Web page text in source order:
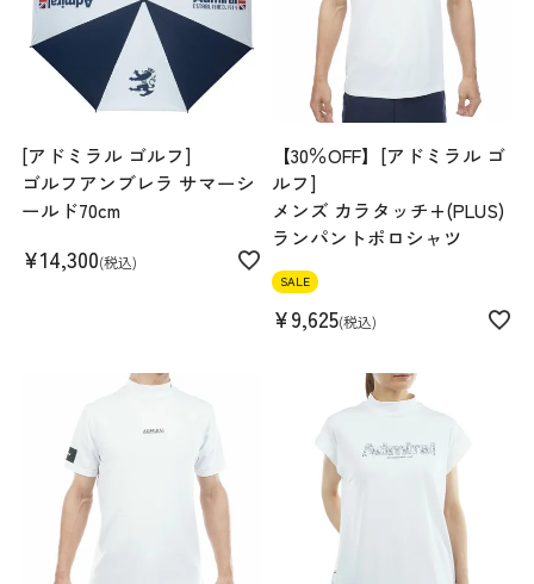
[アドミラル ゴルフ]
ゴルフアンブレラ サマーシ
ールド70cm
¥14,300 税込
【30％OFF】[アドミラル ゴ
ルフ]
メンズ カラタッチ+(PLUS)
ランパントポロシャツ
SALE
¥9,625 税込